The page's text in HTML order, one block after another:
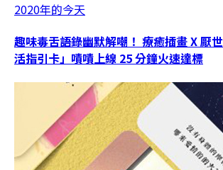
2020年的今天
趣味毒舌語錄幽默解嘲！ 療癒插畫 X 厭
活指引卡」嘖嘖上線 25 分鐘火速達標